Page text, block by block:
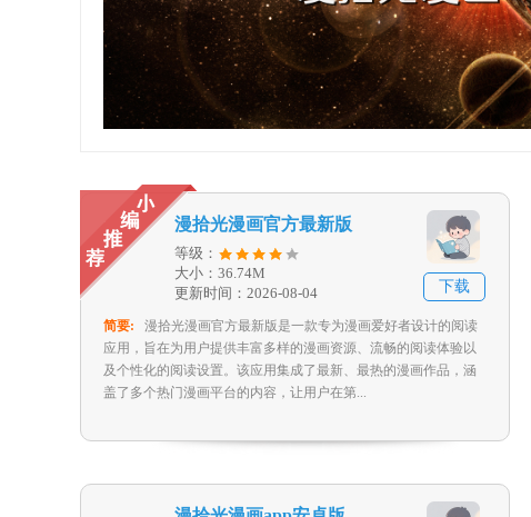
漫拾光漫画官方最新版
等级：
大小：36.74M
更新时间：2026-08-04
下载
简要:
漫拾光漫画官方最新版是一款专为漫画爱好者设计的阅读
应用，旨在为用户提供丰富多样的漫画资源、流畅的阅读体验以
及个性化的阅读设置。该应用集成了最新、最热的漫画作品，涵
盖了多个热门漫画平台的内容，让用户在第...